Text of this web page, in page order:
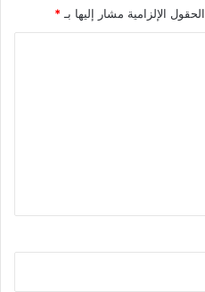
الحقول الإلزامية مشار إليها بـ *